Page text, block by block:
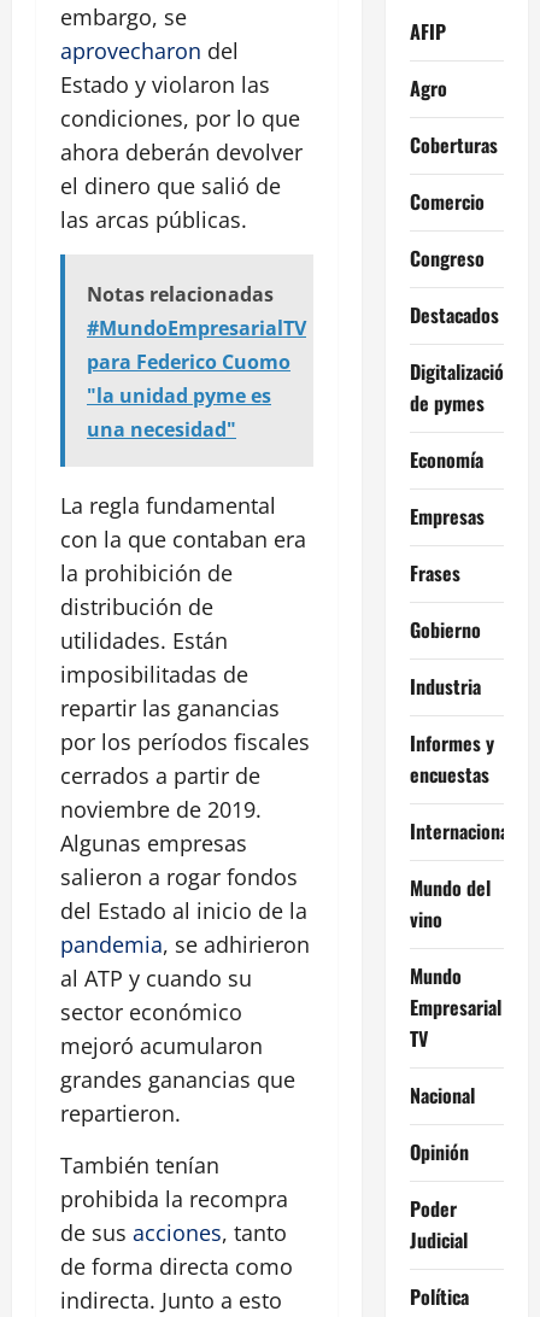
embargo, se
aprovecharon del
Estado y violaron las
condiciones, por lo que
ahora deberán devolver
el dinero que salió de
las arcas públicas.
Notas relacionadas
#MundoEmpresarialTV
para Federico Cuomo
"la unidad pyme es
una necesidad"
La regla fundamental
con la que contaban era
la prohibición de
distribución de
utilidades. Están
imposibilitadas de
repartir las ganancias
por los períodos fiscales
cerrados a partir de
noviembre de 2019.
Algunas empresas
salieron a rogar fondos
del Estado al inicio de la
pandemia, se adhirieron
al ATP y cuando su
sector económico
mejoró acumularon
grandes ganancias que
repartieron.
También tenían
prohibida la recompra
de sus acciones, tanto
de forma directa como
indirecta. Junto a esto
AFIP
Agro
Coberturas
Comercio
Congreso
Destacados
Digitalización
de pymes
Economía
Empresas
Frases
Gobierno
Industria
Informes y
encuestas
Internacional
Mundo del
vino
Mundo
Empresarial
TV
Nacional
Opinión
Poder
Judicial
Política